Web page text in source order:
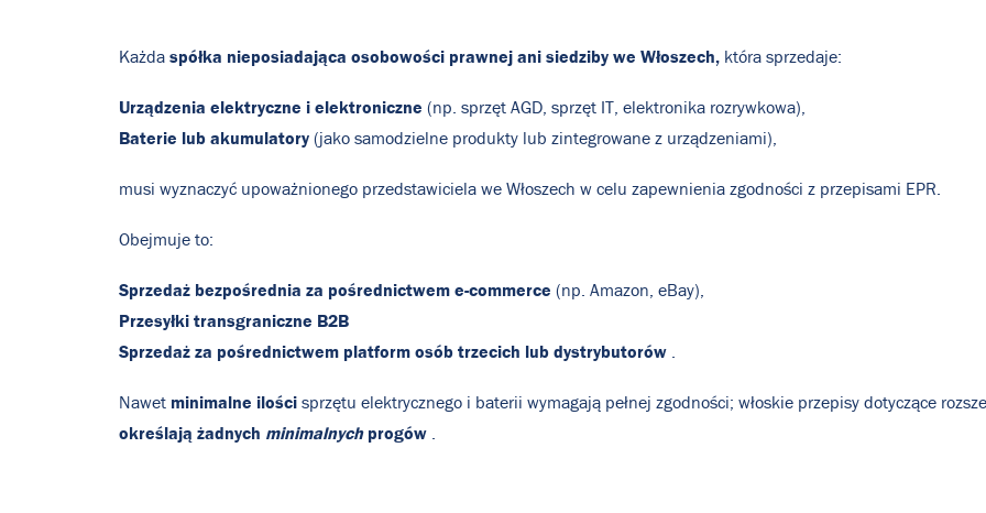
Każda spółka nieposiadająca osobowości prawnej ani siedziby we Włoszech, która sprzedaje:
Urządzenia elektryczne i elektroniczne (np. sprzęt AGD, sprzęt IT, elektronika rozrywkowa),
Baterie lub akumulatory (jako samodzielne produkty lub zintegrowane z urządzeniami),
musi wyznaczyć upoważnionego przedstawiciela we Włoszech w celu zapewnienia zgodności z przepisami EPR.
Obejmuje to:
Sprzedaż bezpośrednia za pośrednictwem e-commerce (np. Amazon, eBay),
Przesyłki transgraniczne B2B
Sprzedaż za pośrednictwem platform osób trzecich lub dystrybutorów
Nawet minimalne ilości sprzętu elektrycznego i baterii wymagają pełnej zgodności; włoskie przepisy dotyczące
określają żadnych minimalnychprogów